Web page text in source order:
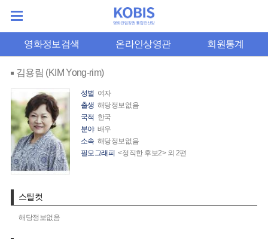
영화정보검색 온라인상영관 회원통계
김용림 (KIM Yong-rim)
성별 여자
출생 해당정보없음
국적 한국
분야 배우
소속 해당정보없음
필모그래피 <정직한 후보2> 외 2편
스틸컷
해당정보없음